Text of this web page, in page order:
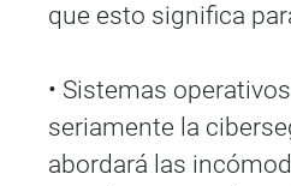
que esto significa
• Sistemas
seriamente la
abordará las